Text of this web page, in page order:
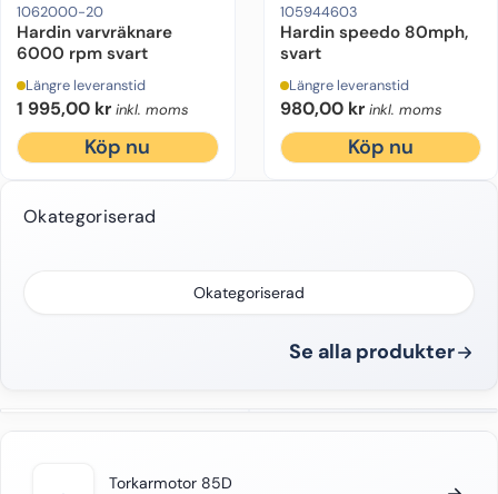
1062000-20
Hardin varvräknare
6000 rpm svart
Längre leveranstid
1 995,00 kr inkl. moms
Köp nu
105944603
Hardin speedo 80mph,
svart
Längre leveranstid
980,00 kr inkl. moms
Köp nu
Okategoriserad
Okategoriserad
Se alla produkter
Torkarmotor 85D